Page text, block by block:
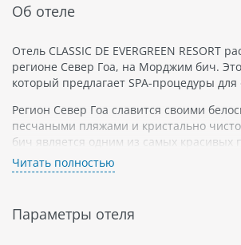
Об отеле
Отель CLASSIC DE EVERGREEN RESORT
регионе Север Гоа, на Морджим бич. Это
который предлагает SPA-процедуры для
Регион Север Гоа славится своими
песчаными пляжами и кристально
бич является одним из самых красивых
Гоа. На этом пляже можно наблюдать
фауну, так как он окружен диким
рейтинг на сайтах туристических
Читать полностью
Параметры отеля